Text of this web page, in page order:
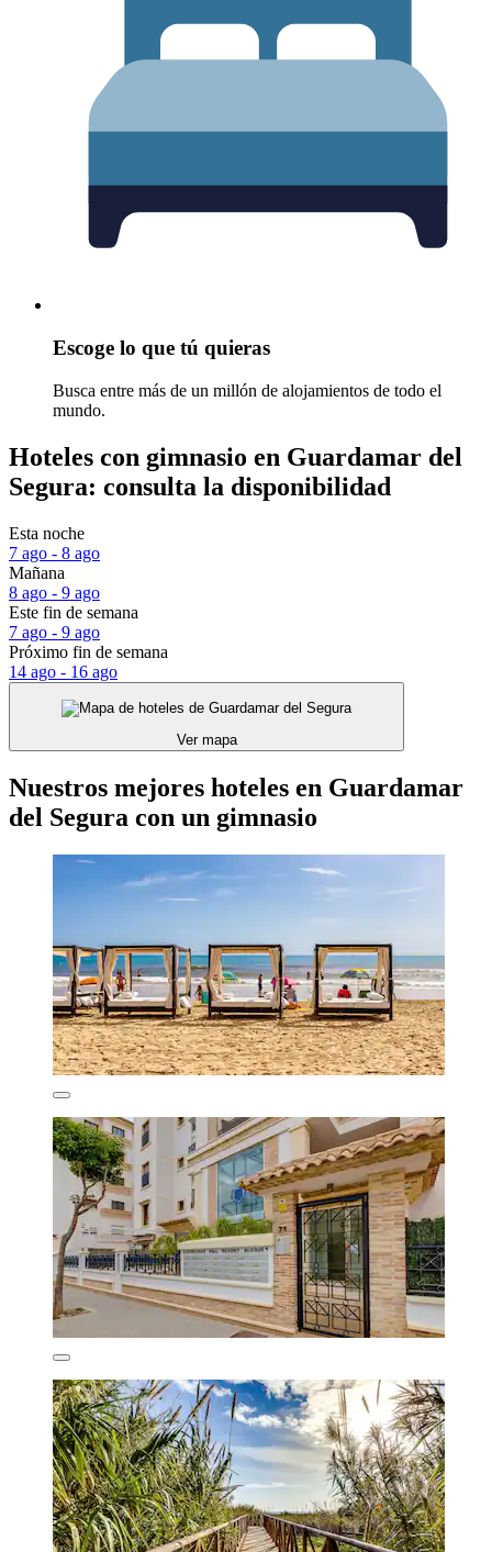
Escoge lo que tú quieras
Busca entre más de un millón de alojamientos de todo el
mundo.
Hoteles con gimnasio en Guardamar del
Segura: consulta la disponibilidad
Esta noche
7 ago - 8 ago
Mañana
8 ago - 9 ago
Este fin de semana
7 ago - 9 ago
Próximo fin de semana
14 ago - 16 ago
Ver mapa
Nuestros mejores hoteles en Guardamar
del Segura con un gimnasio